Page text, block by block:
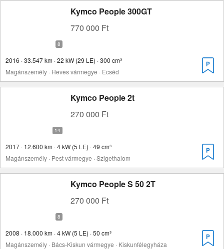
Kymco People 300GT
770 000 Ft
2016 · 33.547 km · 22 kW (29 LE) · 300 cm³
Magánszemély · Heves vármegye · Ecséd
Kymco People 2t
270 000 Ft
2017 · 12.600 km · 4 kW (5 LE) · 49 cm³
Magánszemély · Pest vármegye · Szigethalom
Kymco People S 50 2T
270 000 Ft
2008 · 18.000 km · 4 kW (5 LE) · 50 cm³
Magánszemély · Bács-Kiskun vármegye · Kiskunfélegyháza